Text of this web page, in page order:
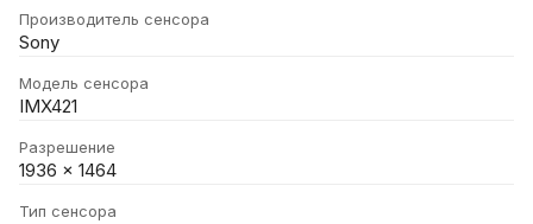
Производитель сенсора
Sony
Модель сенсора
IMX421
Разрешение
1936 × 1464
Тип сенсора